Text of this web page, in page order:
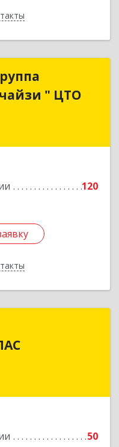
" ЦТО
120
группа
" ЦТО
Подробнее
50
г, Л.Толстого
Подробнее